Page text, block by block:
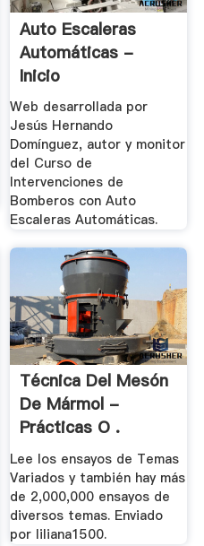
Auto Escaleras
Automáticas -
Inicio
Web desarrollada por
Jesús Hernando
Domínguez, autor y monitor
del Curso de
Intervenciones de
Bomberos con Auto
Escaleras Automáticas.
Técnica Del Mesón
De Mármol -
Prácticas O .
Lee los ensayos de Temas
Variados y también hay más
de 2,000,000 ensayos de
diversos temas. Enviado
por liliana1500.